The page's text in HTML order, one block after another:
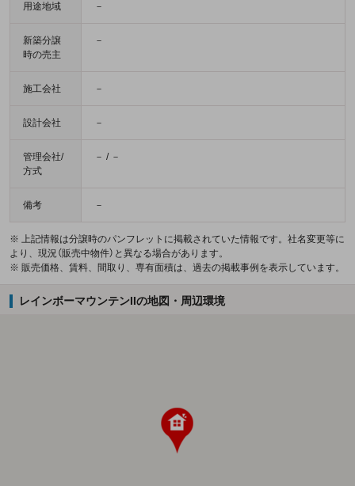
用途地域 －
新築分譲
時の売主
－
施工会社 －
設計会社 －
管理会社/
方式
－ / －
備考 －
※ 上記情報は分譲時のパンフレットに掲載されていた情報です。社名変更等に
より、現況（販売中物件）と異なる場合があります。
※ 販売価格、賃料、間取り、専有面積は、過去の掲載事例を表示しています。
レインボーマウンテンIIの地図・周辺環境